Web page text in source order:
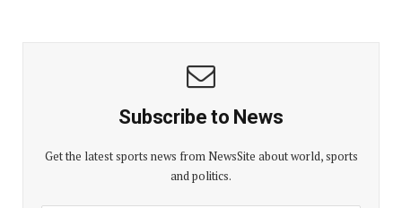
Subscribe to News
Get the latest sports news from NewsSite about world, sports
and politics.